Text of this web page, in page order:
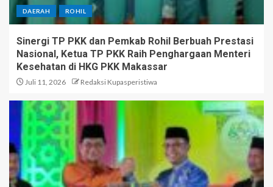
DAERAH ROHIL
Sinergi TP PKK dan Pemkab Rohil Berbuah Prestasi
Nasional, Ketua TP PKK Raih Penghargaan Menteri
Kesehatan di HKG PKK Makassar
Juli 11, 2026 Redaksi Kupasperistiwa